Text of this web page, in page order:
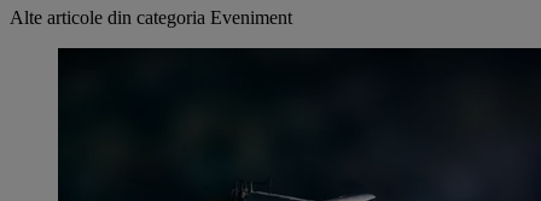
Alte articole din categoria Eveniment